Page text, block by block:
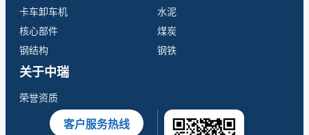
卡车卸车机
核心部件
钢结构
水泥
煤炭
钢铁
关于中瑞
荣誉资质
客户服务热线